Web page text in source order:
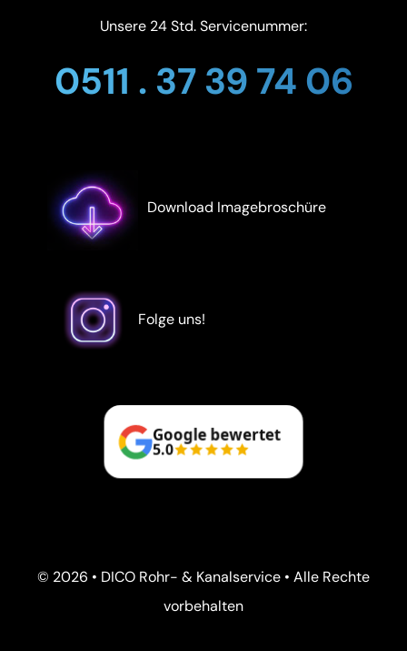
Unsere 24 Std. Servicenummer:
0511 . 37 39 74 06
Download Imagebroschüre
Folge uns!
Google bewertet
5.0
© 2026 • DICO Rohr- & Kanalservice • Alle Rechte
vorbehalten